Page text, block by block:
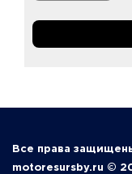
Все права
motoresursby.ru ©